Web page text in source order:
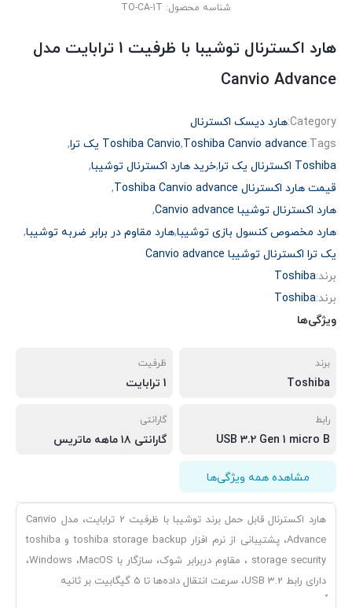
شناسه محصول: TO-CA-1T
هارد اکسترنال توشیبا با ظرفیت 1 ترابایت مدل
Canvio Advance
Category:هارد دیسک اکسترنال
Tags:
Toshiba Canvio advance
,Toshiba Canvio یک ترا
,
Toshiba اکسترنال یک ترا
,خرید هارد اکسترنال توشیبا,
قیمت هارد اکسترنال Toshiba Canvio advance
,
هارد اکسترنال توشیبا Canvio advance
,
هارد مخصوص کنسول بازی توشیبا,هارد مقاوم در برابر ضربه توشیبا,
یک ترا اکسترنال توشیبا Canvio advance
برند:Toshiba
برند:Toshiba
ویژگی‌ها
برند
Toshiba
ظرفیت
1 ترابایت
رابط
USB 3.2 Gen 1 micro B
گارانتی
گارانتی ۱۸ ماهه ماتریس
مشاهده همه ویژگی‌ها
هارد اکسترنال قابل حمل برند توشیبا با ظرفیت 2 ترابایت، مدل Canvio
Advance، پشتیبانی از نرم افزار toshiba storage backup و toshiba
storage security ، مقاوم دربرابر شوک، سازگار با Windows ،MacOS،
دارای رابط USB 3.2، سرعت انتقال داده‌ها تا 5 گیگابیت بر ثانیه